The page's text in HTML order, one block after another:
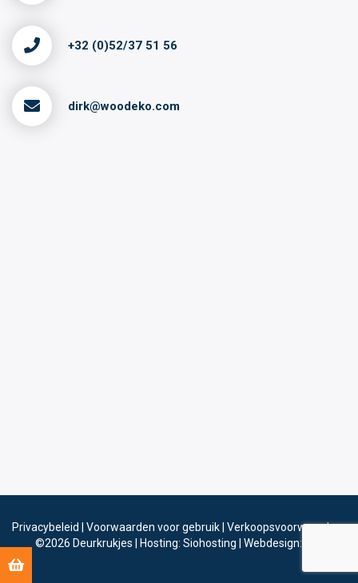
+32 (0)52/37 51 56
dirk@woodeko.com
Privacybeleid Voorwaarden voor gebruik Verkoopsvoorwaarden
©2026 Deurkrukjes Hosting: Siohosting Webdesign: Sinergio